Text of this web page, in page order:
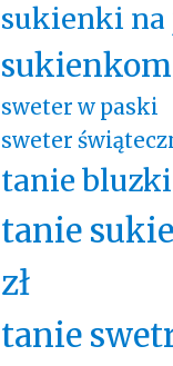
sukienki na
sukienkom
sweter w paski
sweter
tanie
tanie
zł
tanie